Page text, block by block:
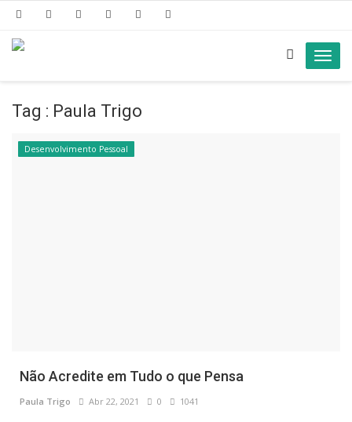
Tag : Paula Trigo
Desenvolvimento Pessoal
Não Acredite em Tudo o que Pensa
Paula Trigo Abr 22, 2021 0 1041